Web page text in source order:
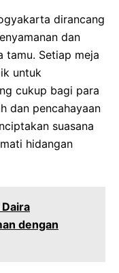
dirancang
dan
tamu. Setiap meja
untuk
cukup bagi para
dan pencahayaan
suasana
hidangan
dengan